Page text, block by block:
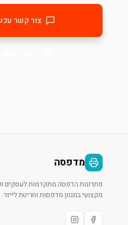
צור קשר
מדפסה
פתרונות הדפסה מתקדמות לעסקים
מקצועי במגוון מדפסות וחריטת לייזר.